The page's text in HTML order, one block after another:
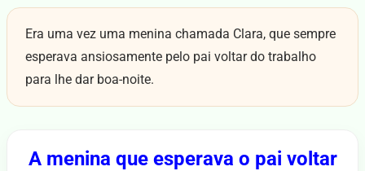
Era uma vez uma menina chamada Clara, que sempre
esperava ansiosamente pelo pai voltar do trabalho
para lhe dar boa-noite.
A menina que esperava o pai voltar